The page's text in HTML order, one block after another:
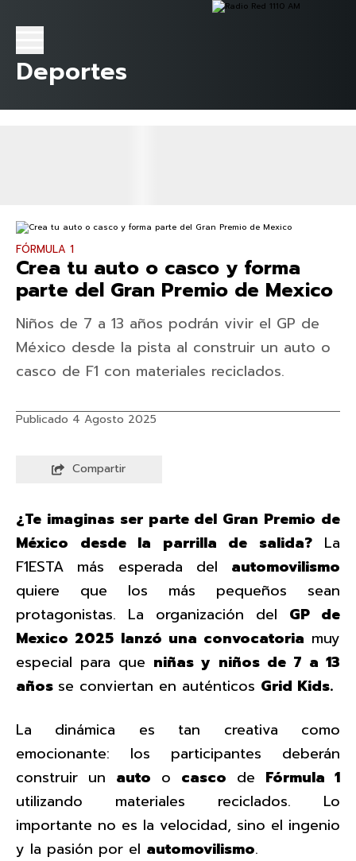
Deportes
FÓRMULA 1
Crea tu auto o casco y forma
parte del Gran Premio de Mexico
Niños de 7 a 13 años podrán vivir el GP de
México desde la pista al construir un auto o
casco de F1 con materiales reciclados.
Publicado 4 Agosto 2025
Compartir
¿Te imaginas ser parte del Gran Premio de
México desde la parrilla de salida?La
F1ESTA más esperada del automovilismo
quiere que los más pequeños sean
protagonistas. La organización del GP de
Mexico 2025 lanzó una convocatoria muy
especial para que niñas y niños de 7 a 13
años se conviertan en auténticos Grid Kids.
La dinámica es tan creativa como
emocionante: los participantes deberán
construir un auto o casco de Fórmula 1
utilizando materiales reciclados. Lo
importante no es la velocidad, sino el ingenio
y la pasión por el automovilismo.